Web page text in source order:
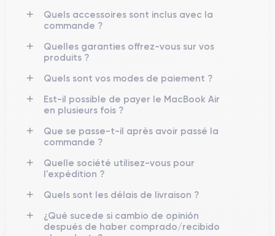
Quels accessoires sont inclus avec la
commande ?
Quelles garanties offrez-vous sur vos
produits ?
Quels sont vos modes de paiement ?
Est-il possible de payer le MacBook Air
en plusieurs fois ?
Que se passe-t-il après avoir passé la
commande ?
Quelle société utilisez-vous pour
l'expédition ?
Quels sont les délais de livraison ?
¿Qué sucede si cambio de opinión
después de haber comprado/recibido